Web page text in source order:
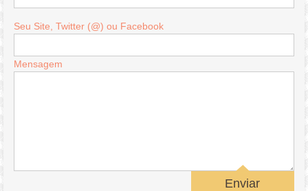
Seu Site, Twitter (@) ou Facebook
Mensagem
Enviar